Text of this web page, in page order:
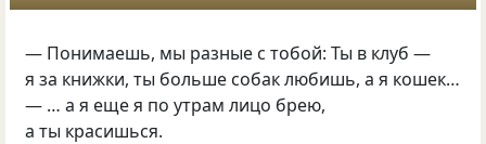
— Понимаешь, мы разные с тобой: Ты в клуб —
я за книжки, ты больше собак любишь, а я кошек…
— … а я еще я по утрам лицо брею,
а ты красишься.